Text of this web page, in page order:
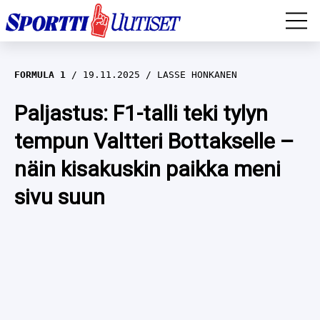
EM-YLEISURHEILU
JÄÄKIEKKO
YLEISURHEILU
WILMA HELTELÄ
TALVILAJIT
FORMULA 1 19.11.2025 LASSE HONKANEN
Paljastus: F1-talli teki tylyn
tempun Valtteri Bottakselle –
näin kisakuskin paikka meni
sivu suun